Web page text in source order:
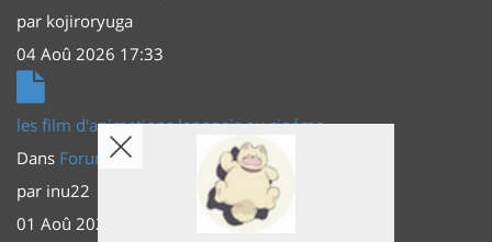
par kojiroryuga
04 Aoû 2026 17:33
les film d'animations Japonais au cinéma
Dans Forum Principal
Actus (TV, vidéo, web)
par inu22
01 Aoû 2026 20:56